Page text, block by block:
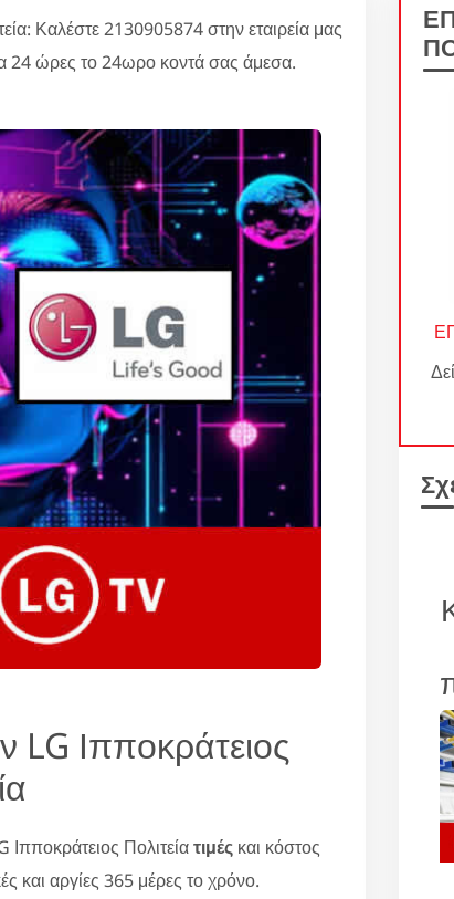
Καλέστε 2130905874 στην εταιρεία μας
24 ώρες το 24ωρο κοντά σας άμεσα.
LG Ιπποκράτειος
Πολιτείατιμές και κόστος
και αργίες 365 μέρες το χρόνο.